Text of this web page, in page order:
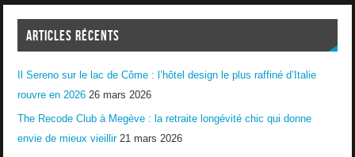
ARTICLES RÉCENTS
Il Sereno sur le lac de Côme : l’hôtel design le plus raffiné d’Italie
rouvre en 2026 26 mars 2026
The Recode Club à Megève : la retraite longévité chic qui donne
envie de mieux vieillir 21 mars 2026